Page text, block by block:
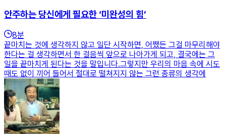
안주하는 당신에게 필요한 ‘미완성의 힘’
8분
끝마치는 것에 생각하지 않고 일단 시작하면, 어쨌든 그걸 마무리해야
한다는 걸 생각하면서 한 걸음씩 앞으로 나아가게 되고, 결국에는 그
일을 끝마치게 된다는 것을 말입니다.그렇지만 우리의 마음 속에 시도
때도 없이 끼어 들어서 절대로 떨쳐지지 않는 그런 종류의 생각에